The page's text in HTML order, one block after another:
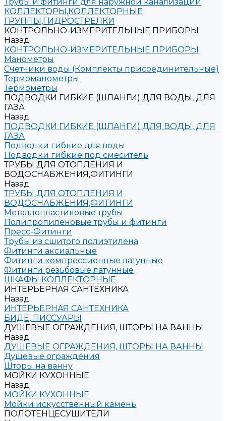
КОЛЛЕКТОРЫ,КОЛЛЕКТОРНЫЕ
ГРУППЫ,ГИДРОСТРЕЛКИ
КОНТРОЛЬНО-ИЗМЕРИТЕЛЬНЫЕ ПРИБОРЫ
Назад
КОНТРОЛЬНО-ИЗМЕРИТЕЛЬНЫЕ ПРИБОРЫ
Манометры
Счетчики воды (Комплекты присоединительные)
Термоманометры
Термометры
ПОДВОДКИ ГИБКИЕ (ШЛАНГИ) ДЛЯ ВОДЫ, ДЛЯ
ГАЗА
Назад
ПОДВОДКИ ГИБКИЕ (ШЛАНГИ) ДЛЯ ВОДЫ, ДЛЯ
ГАЗА
Подводки гибкие для воды
Подводки гибкие под смеситель
ТРУБЫ ДЛЯ ОТОПЛЕНИЯ И
ВОДОСНАБЖЕНИЯ,ФИТИНГИ
Назад
ТРУБЫ ДЛЯ ОТОПЛЕНИЯ И
ВОДОСНАБЖЕНИЯ,ФИТИНГИ
Металлопластиковые трубы
Полипропиленовые трубы и фитинги
Пресс-Фитинги
Трубы из сшитого полиэтилена
Фитинги аксиальные
Фитинги компрессионные латунные
Фитинги резьбовые латунные
ШКАФЫ КОЛЛЕКТОРНЫЕ
ИНТЕРЬЕРНАЯ САНТЕХНИКА
Назад
ИНТЕРЬЕРНАЯ САНТЕХНИКА
БИДЕ, ПИССУАРЫ
ДУШЕВЫЕ ОГРАЖДЕНИЯ, ШТОРЫ НА ВАННЫ
Назад
ДУШЕВЫЕ ОГРАЖДЕНИЯ, ШТОРЫ НА ВАННЫ
Душевые ограждения
Шторы на ванну
МОЙКИ КУХОННЫЕ
Назад
МОЙКИ КУХОННЫЕ
Мойки искусственный камень
ПОЛОТЕНЦЕСУШИТЕЛИ